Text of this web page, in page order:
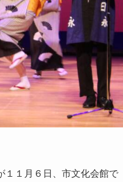
１月６日、市文化会館で